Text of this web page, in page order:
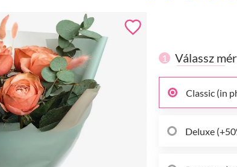
1 Válassz
Classic (in
Deluxe